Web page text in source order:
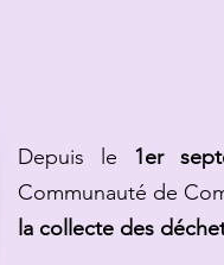
Depuis le 1er
Communauté de
la collecte des